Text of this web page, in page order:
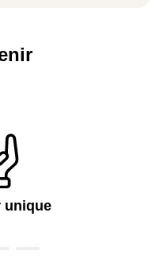
unique